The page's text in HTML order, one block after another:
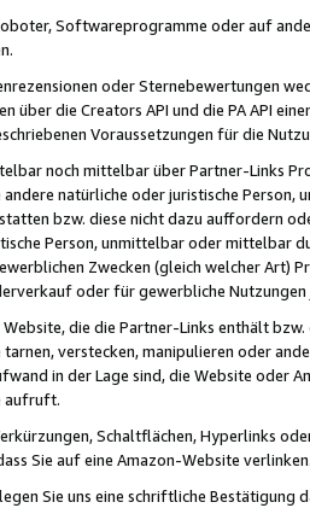
Softwareprogramme oder auf
oder Sternebewertungen
über die Creators API und die PA API
Voraussetzungen für die
noch mittelbar über Partner-Links
natürliche oder juristische
bzw. diese nicht dazu auffordern
Person, unmittelbar oder mittelbar
Zwecken (gleich welcher Art)
oder für gewerbliche
Website, die die Partner-Links enthält
tarnen, verstecken, manipulieren oder
in der Lage sind, die Website oder
aufruft.
Schaltflächen, Hyperlinks
Sie auf eine Amazon-Website
Sie uns eine schriftliche